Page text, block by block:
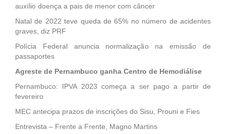
auxílio doença a pais de menor com câncer
Natal de 2022 teve queda de 65% no número de acidentes
graves, diz PRF
Polícia Federal anuncia normalização na emissão de
passaportes
Agreste de Pernambuco ganha Centro de Hemodiálise
Pernambuco: IPVA 2023 começa a ser pago a partir de
fevereiro
MEC antecipa prazos de inscrições do Sisu, Prouni e Fies
Entrevista – Frente a Frente, Magno Martins